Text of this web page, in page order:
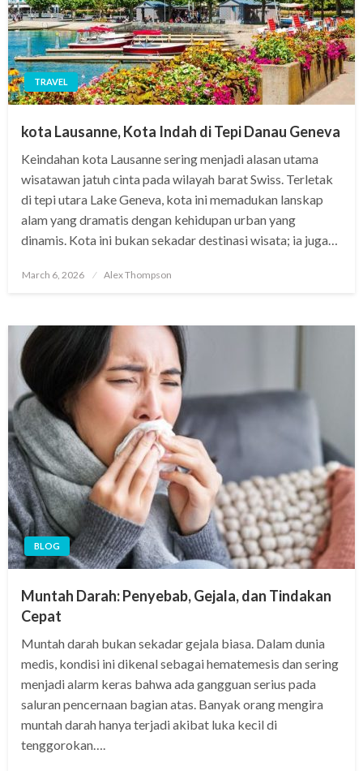
TRAVEL
kota Lausanne, Kota Indah di Tepi Danau Geneva
Keindahan kota Lausanne sering menjadi alasan utama
wisatawan jatuh cinta pada wilayah barat Swiss. Terletak
di tepi utara Lake Geneva, kota ini memadukan lanskap
alam yang dramatis dengan kehidupan urban yang
dinamis. Kota ini bukan sekadar destinasi wisata; ia juga…
Posted
March 6, 2026 Alex Thompson
BLOG
Muntah Darah: Penyebab, Gejala, dan Tindakan
Cepat
Muntah darah bukan sekadar gejala biasa. Dalam dunia
medis, kondisi ini dikenal sebagai hematemesis dan sering
menjadi alarm keras bahwa ada gangguan serius pada
saluran pencernaan bagian atas. Banyak orang mengira
muntah darah hanya terjadi akibat luka kecil di
tenggorokan….